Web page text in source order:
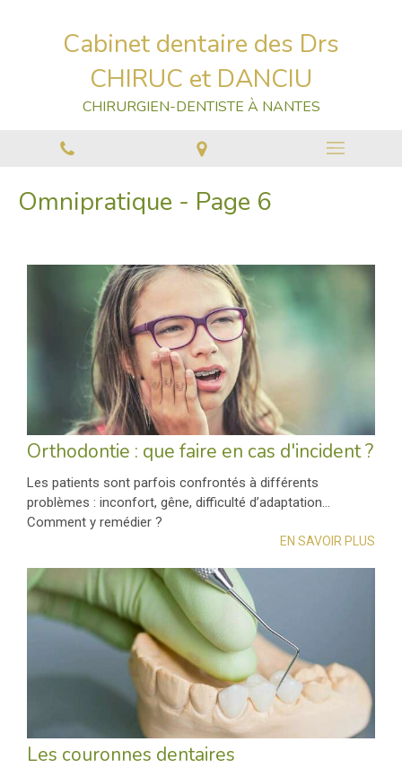
Cabinet dentaire des Drs
CHIRUC et DANCIU
CHIRURGIEN-DENTISTE À NANTES
Omnipratique - Page 6
Orthodontie : que faire en cas d'incident ?
Les patients sont parfois confrontés à différents
problèmes : inconfort, gêne, difficulté d’adaptation...
Comment y remédier ?
EN SAVOIR PLUS
Les couronnes dentaires